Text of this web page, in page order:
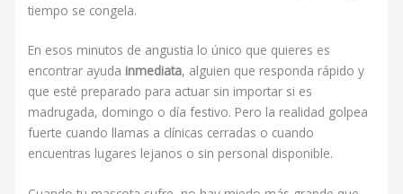
tiempo se congela.
En esos minutos de angustia lo único que quieres es
encontrar ayuda inmediata, alguien que responda rápido y
que esté preparado para actuar sin importar si es
madrugada, domingo o día festivo. Pero la realidad golpea
fuerte cuando llamas a clínicas cerradas o cuando
encuentras lugares lejanos o sin personal disponible.